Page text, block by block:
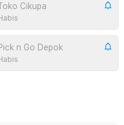
Cikupa
n Go Depok